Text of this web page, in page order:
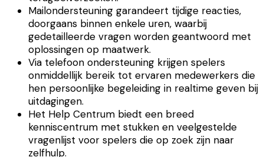
Mailondersteuning garandeert tijdige reacties,
doorgaans binnen enkele uren, waarbij
gedetailleerde vragen worden geantwoord met
oplossingen op maatwerk.
Via telefoon ondersteuning krijgen spelers
onmiddellijk bereik tot ervaren medewerkers die
hen persoonlijke begeleiding in realtime geven bij
uitdagingen.
Het Help Centrum biedt een breed
kenniscentrum met stukken en veelgestelde
vragenlijst voor spelers die op zoek zijn naar
zelfhulp.